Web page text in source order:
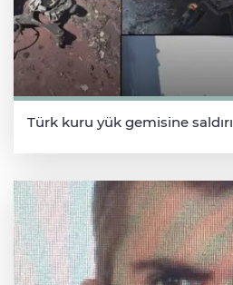
Türk kuru yük gemisine saldırı